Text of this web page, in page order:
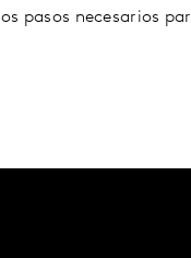
pasos necesarios